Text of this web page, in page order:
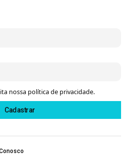
nossa política de privacidade.